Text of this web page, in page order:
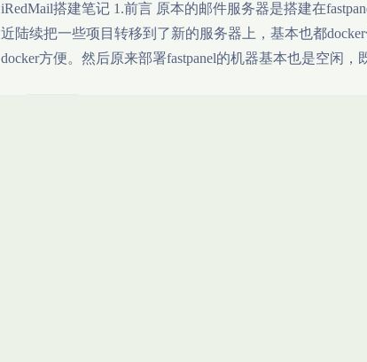
iRedMail搭建笔记 1.前言 原本的邮件服务器是搭建在
近陆续把一些项目转移到了新的服务器上，基本也都
docker方便。然后原来部署fastpanel的机器基本也是空闲